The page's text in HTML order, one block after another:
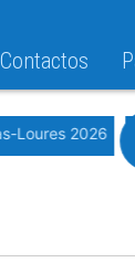
Contactos
Loures 2026